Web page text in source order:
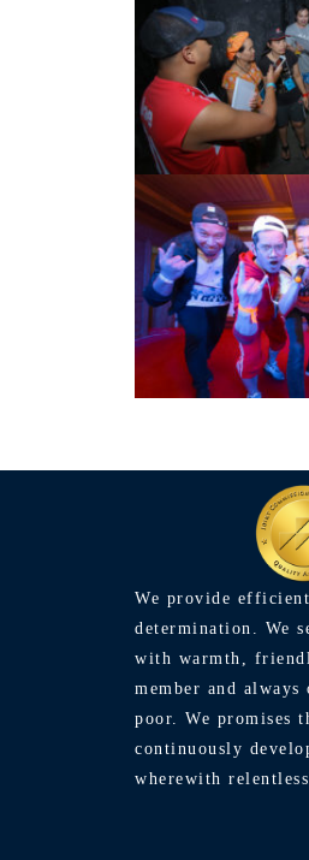
We provide
determination. We
with warmth,
member and
poor. We promises
continuously
wherewith